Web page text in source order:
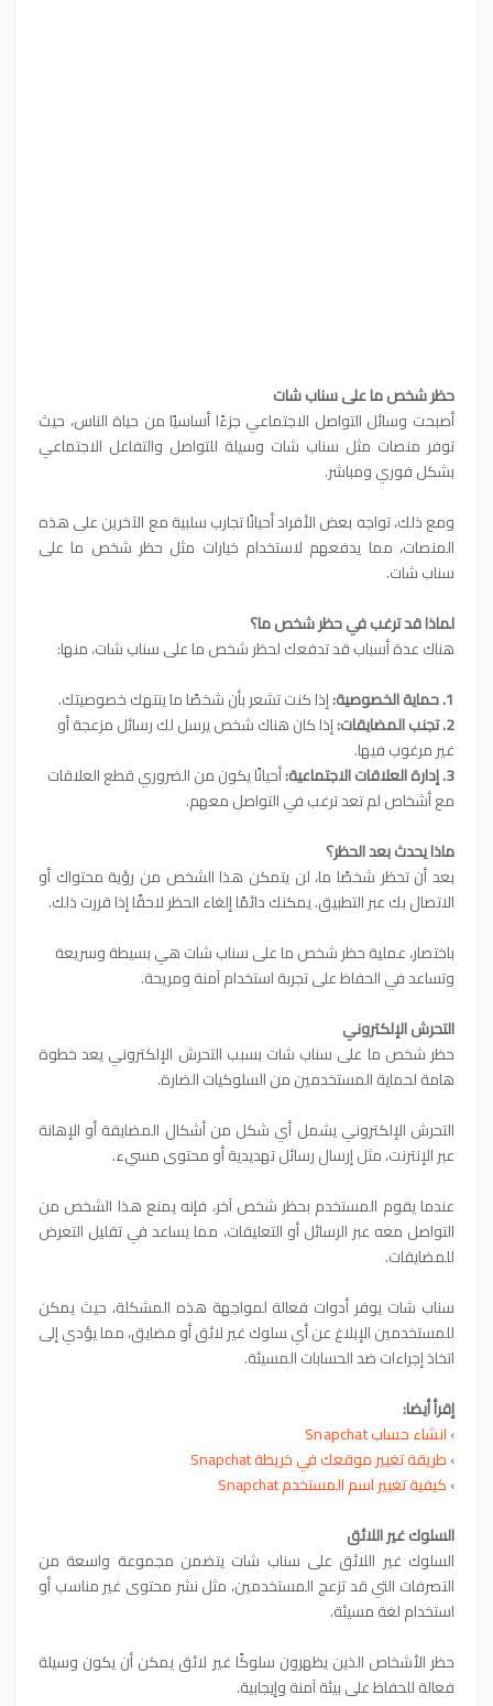
حظر شخص ما على سناب شات
أصبحت وسائل التواصل الاجتماعي جزءًا أساسيًا من حياة الناس، حيث
توفر منصات مثل سناب شات وسيلة للتواصل والتفاعل الاجتماعي
بشكل فوري ومباشر.
ومع ذلك، تواجه بعض الأفراد أحيانًا تجارب سلبية مع الآخرين على هذه
المنصات، مما يدفعهم لاستخدام خيارات مثل حظر شخص ما على
سناب شات.
لماذا قد ترغب في حظر شخص ما؟
هناك عدة أسباب قد تدفعك لحظر شخص ما على سناب شات، منها:
1. حماية الخصوصية:
إذا كنت تشعر بأن شخصًا ما ينتهك خصوصيتك.
2. تجنب المضايقات:
إذا كان هناك شخص يرسل لك رسائل مزعجة أو
غير مرغوب فيها.
3. إدارة العلاقات الاجتماعية:
أحيانًا يكون من الضروري قطع العلاقات
مع أشخاص لم تعد ترغب في التواصل معهم.
ماذا يحدث بعد الحظر؟
بعد أن تحظر شخصًا ما، لن يتمكن هذا الشخص من رؤية محتواك أو
الاتصال بك عبر التطبيق. يمكنك دائمًا إلغاء الحظر لاحقًا إذا قررت ذلك.
باختصار، عملية حظر شخص ما على سناب شات هي بسيطة وسريعة
وتساعد في الحفاظ على تجربة استخدام آمنة ومريحة.
التحرش الإلكتروني
حظر شخص ما على سناب شات بسبب التحرش الإلكتروني يعد خطوة
هامة لحماية المستخدمين من السلوكيات الضارة.
التحرش الإلكتروني يشمل أي شكل من أشكال المضايقة أو الإهانة
عبر الإنترنت، مثل إرسال رسائل تهديدية أو محتوى مسيء.
عندما يقوم المستخدم بحظر شخص آخر، فإنه يمنع هذا الشخص من
التواصل معه عبر الرسائل أو التعليقات، مما يساعد في تقليل التعرض
للمضايقات.
سناب شات يوفر أدوات فعالة لمواجهة هذه المشكلة، حيث يمكن
للمستخدمين الإبلاغ عن أي سلوك غير لائق أو مضايق، مما يؤدي إلى
اتخاذ إجراءات ضد الحسابات المسيئة.
إقرأ أيضا:
›انشاء حسابSnapchat
›طريقة تغيير موقعك في خريطة Snapchat
›كيفية تغيير اسم المستخدم Snapchat
السلوك غير اللائق
السلوك غير اللائق على سناب شات يتضمن مجموعة واسعة من
التصرفات التي قد تزعج المستخدمين، مثل نشر محتوى غير مناسب أو
استخدام لغة مسيئة.
حظر الأشخاص الذين يظهرون سلوكًا غير لائق يمكن أن يكون وسيلة
فعالة للحفاظ على بيئة آمنة وإيجابية.